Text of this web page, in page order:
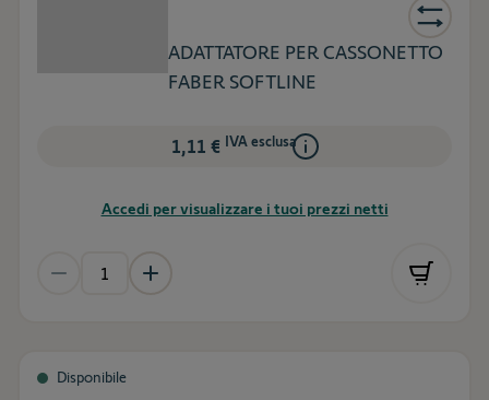
ADATTATORE PER CASSONETTO
FABER SOFTLINE
1,11 € IVA esclusa
Accedi per visualizzare i tuoi prezzi netti
Disponibile